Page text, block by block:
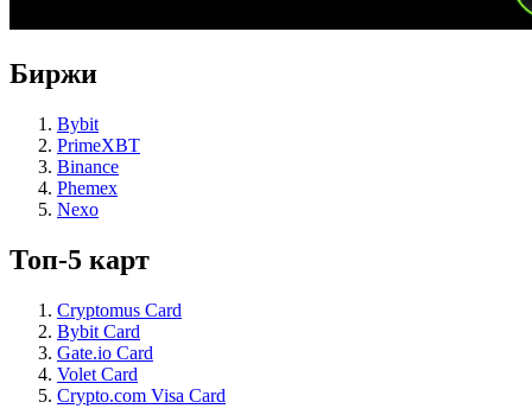
Биржи
Bybit
PrimeXBT
Binance
Phemex
Nexo
Топ-5 карт
Cryptomus Card
Bybit Card
Gate.io Card
Volet Card
Crypto.com Visa Card